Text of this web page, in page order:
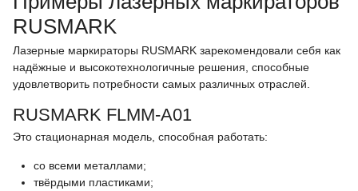
RUSMARK
Лазерные маркираторы RUSMARK зарекомендовали себя как
надёжные и высокотехнологичные решения, способные
удовлетворить потребности самых различных отраслей.
RUSMARK FLMM-A01
Это стационарная модель, способная работать:
со всеми металлами;
твёрдыми пластиками;